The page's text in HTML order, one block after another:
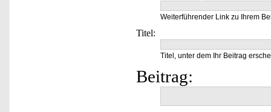
Weiterführender Link zu Ihrem
Titel:
Titel, unter dem Ihr Beitrag
Beitrag: